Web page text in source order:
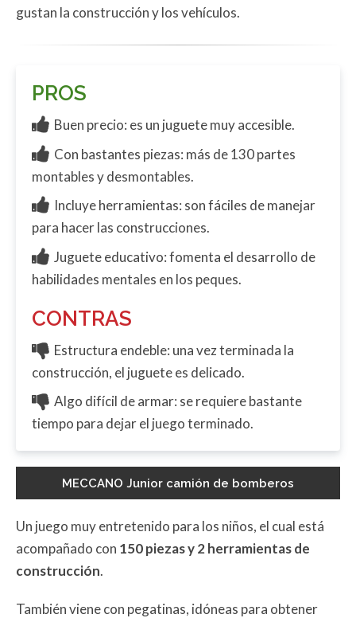
gustan la construcción y los vehículos.
PROS
Buen precio: es un juguete muy accesible.
Con bastantes piezas: más de 130 partes
montables y desmontables.
Incluye herramientas: son fáciles de manejar
para hacer las construcciones.
Juguete educativo: fomenta el desarrollo de
habilidades mentales en los peques.
CONTRAS
Estructura endeble: una vez terminada la
construcción, el juguete es delicado.
Algo difícil de armar: se requiere bastante
tiempo para dejar el juego terminado.
MECCANO Junior camión de bomberos
Un juego muy entretenido para los niños, el cual está
acompañado con 150 piezas y 2 herramientas de
construcción.
También viene con pegatinas, idóneas para obtener